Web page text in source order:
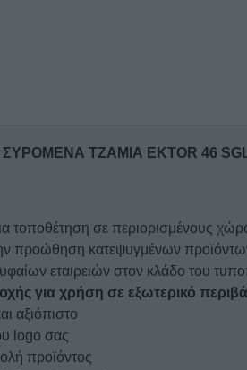
ΤΖΑΜΙΑ EKTOR 46 SGL
τοποθέτηση σε περιορισμένους
την προώθηση κατεψυγμένων
εταιρειών στον κλάδο του
για χρήση σε εξωτερικό
αξιόπιστο
logo σας
προϊόντος